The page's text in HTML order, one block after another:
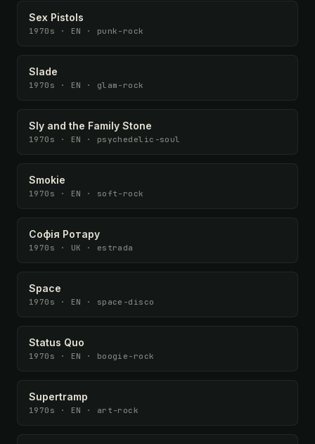
Sex Pistols
1970s · EN · punk-rock
Slade
1970s · EN · glam-rock
Sly and the Family Stone
1970s · EN · psychedelic-soul
Smokie
1970s · EN · soft-rock
Софія Ротару
1970s · UK · estrada
Space
1970s · EN · space-disco
Status Quo
1970s · EN · boogie-rock
Supertramp
1970s · EN · art-rock